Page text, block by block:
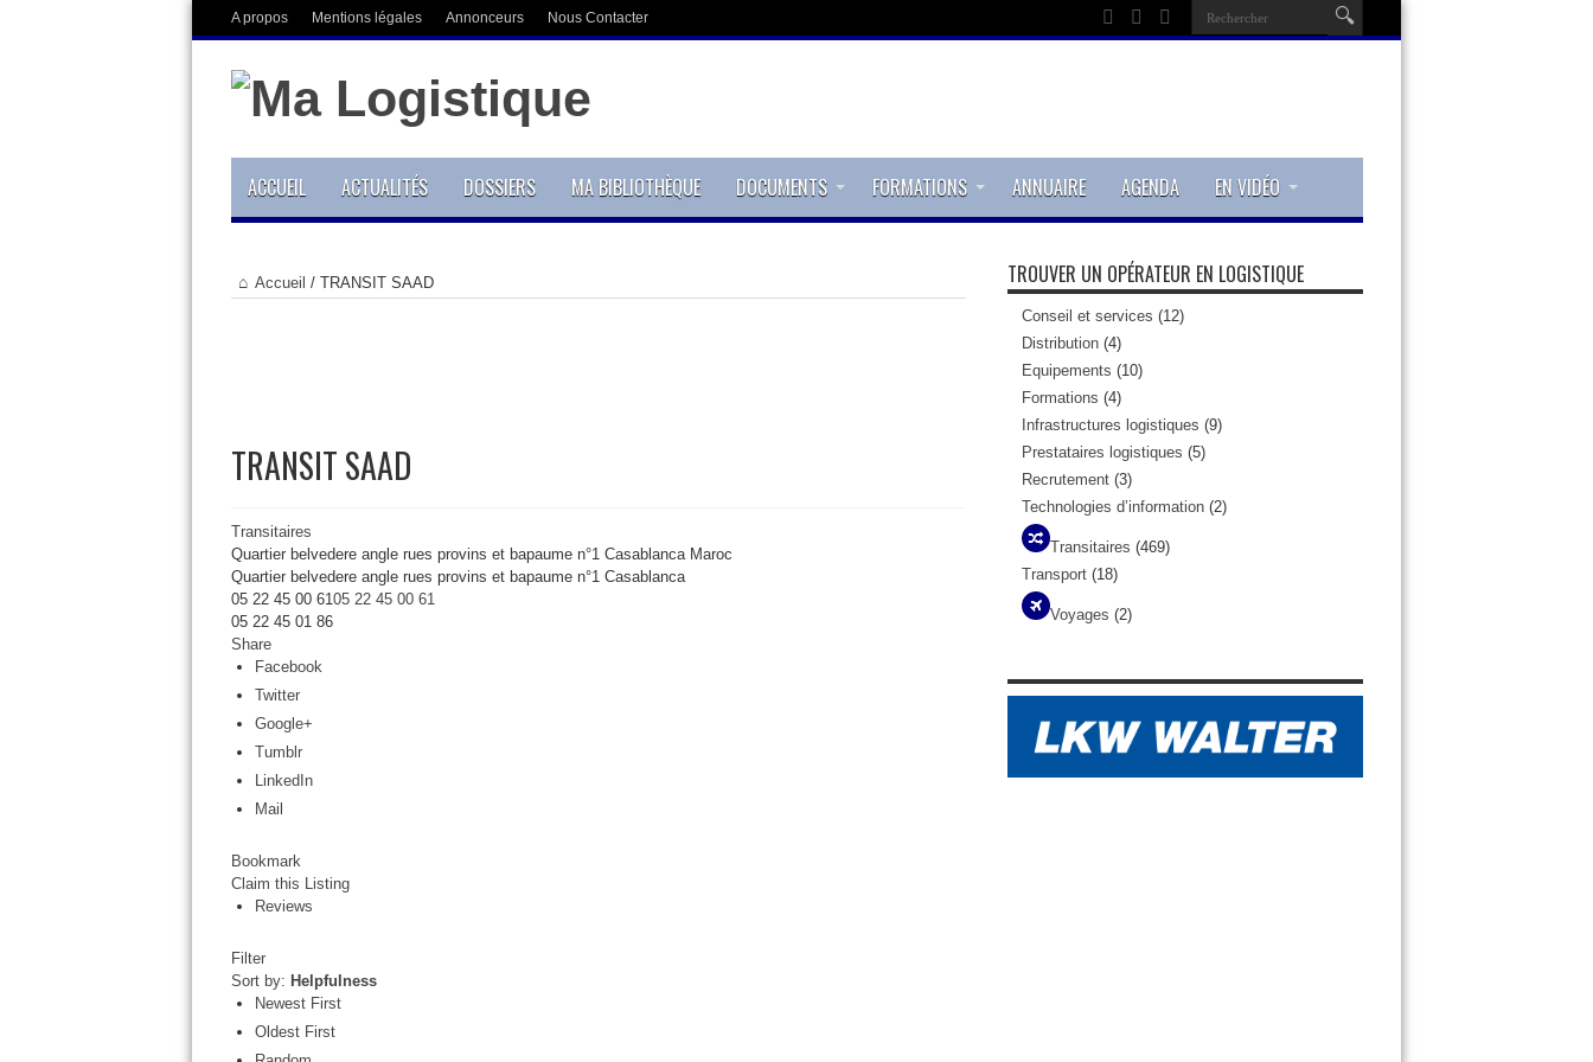
A propos Mentions légales Annonceurs Nous Contacter
ACCUEIL ACTUALITÉS DOSSIERS MA BIBLIOTHÈQUE DOCUMENTS FORMATIONS ANNUAIRE AGENDA EN VIDÉO
Accueil / TRANSIT SAAD
TRANSIT SAAD
Transitaires
Quartier belvedere angle rues provins et bapaume n°1 Casablanca Maroc
Quartier belvedere angle rues provins et bapaume n°1 Casablanca
05 22 45 00 6105 22 45 00 61
05 22 45 01 86
Share
Facebook
Twitter
Google+
Tumblr
LinkedIn
Mail
Bookmark
Claim this Listing
Reviews
Filter
Sort by: Helpfulness
Newest First
Oldest First
TROUVER UN OPÉRATEUR EN LOGISTIQUE
Conseil et services (12)
Distribution(4)
Equipements (10)
Formations (4)
Infrastructures logistiques (9)
Prestataires logistiques (5)
Recrutement(3)
Technologies d’information(2)
Transitaires (469)
Transport(18)
Voyages (2)